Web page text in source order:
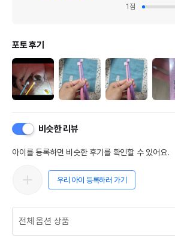
1 점
포토 후기
비슷한 리뷰
아이를 등록하면 비슷한 후기를 확인할 수 있어요.
우리 아이 등록하러 가기